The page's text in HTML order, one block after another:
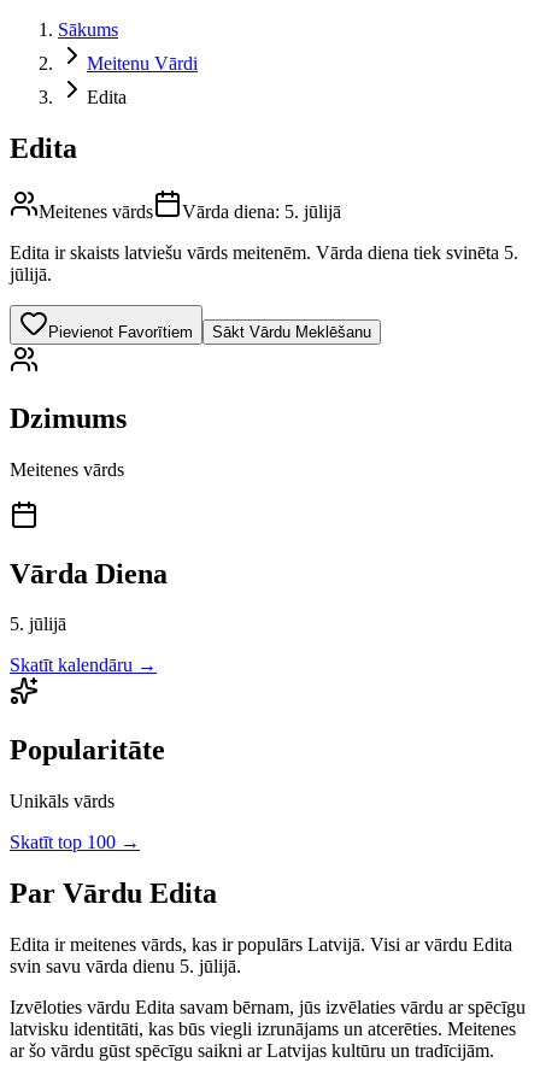
Sākums
Meitenu Vārdi
Edita
Edita
Meitenes vārds Vārda diena: 5. jūlijā
Edita ir skaists latviešu vārds meitenēm. Vārda diena tiek svinēta 5.
jūlijā.
Pievienot Favorītiem Sākt Vārdu Meklēšanu
Dzimums
Meitenes vārds
Vārda Diena
5. jūlijā
Skatīt kalendāru →
Popularitāte
Unikāls vārds
Skatīt top 100 →
Par Vārdu Edita
Edita irmeitenes vārds, kas ir populārs Latvijā. Visi ar vārdu Edita
svin savu vārda dienu 5. jūlijā.
Izvēloties vārdu Edita savam bērnam, jūs izvēlaties vārdu ar spēcīgu
latvisku identitāti, kas būs viegli izrunājams un atcerēties. Meitenes
ar šo vārdu gūst spēcīgu saikni ar Latvijas kultūru un tradīcijām.